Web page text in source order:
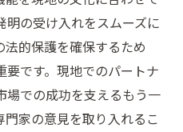
明の受け入れをスムーズに
的保護を確保するため
です。現地でのパートナ
場での成功を支えるもう一
家の意見を取り入れるこ